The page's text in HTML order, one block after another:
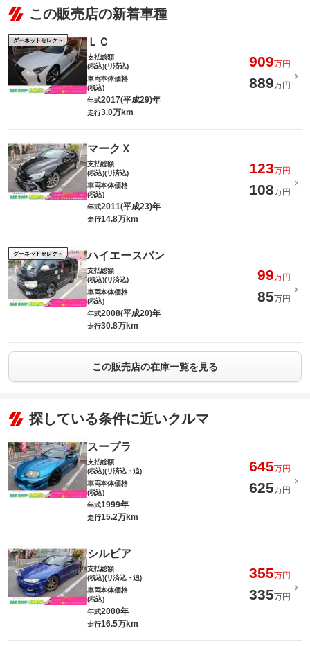
この販売店の新着車種
グーネットセレクト ＬＣ
支払総額
(税込)(リ済込)
909万円
車両本体価格
(税込)
889万円
年式2017(平成29)年
走行3.0万km
マークＸ
支払総額
(税込)(リ済込)
123万円
車両本体価格
(税込)
108万円
年式2011(平成23)年
走行14.8万km
グーネットセレクト ハイエースバン
支払総額
(税込)(リ済込)
99万円
車両本体価格
(税込)
85万円
年式2008(平成20)年
走行30.8万km
この販売店の在庫一覧を見る
探している条件に近いクルマ
スープラ
支払総額
(税込)(リ済込・追)
645万円
車両本体価格
(税込)
625万円
年式1999年
走行15.2万km
シルビア
支払総額
(税込)(リ済込・追)
355万円
車両本体価格
(税込)
335万円
年式2000年
走行16.5万km